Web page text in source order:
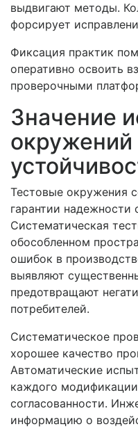
выдвигают методы.
форсирует
Фиксация практик
оперативно освоить
проверочными
Значение
окружений
Тестовые окружения
гарантии надежности
Систематическая
обособленном
ошибок в
выявляют
предотвращают
потребителей.
Систематическое
хорошее качество
Автоматические
каждого
согласованности.
информацию о